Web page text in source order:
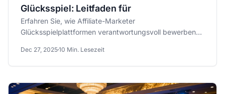
Glücksspiel: Leitfaden für
Erfahren Sie, wie Affiliate-Marketer
Glücksspielplattformen verantwortungsvoll bewerben
Dec 27, 202510 Min. Lesezeit